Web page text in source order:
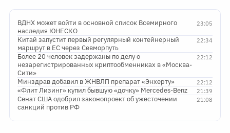
23:05
ВДНХ может войти в основной список Всемирного
наследия ЮНЕСКО
22:34
Китай запустит первый регулярный контейнерный
маршрут в ЕС через Севморпуть
22:12
Более 20 человек задержаны по делу о
незарегистрированных криптообменниках в «Москва-
Сити»
22:12
Минздрав добавил в ЖНВЛП препарат «Энхерту»
21:39
«Флит Лизинг» купил бывшую «дочку» Mercedes-Benz
21:08
Сенат США одобрил законопроект об ужесточении
санкций против РФ